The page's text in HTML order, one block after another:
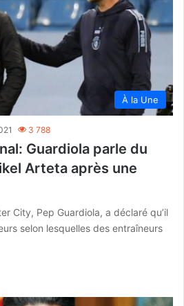
À la Une
3 788
Guardiola parle du
Arteta après une
City, Pep Guardiola, a déclaré qu’il
selon lesquelles des entraîneurs